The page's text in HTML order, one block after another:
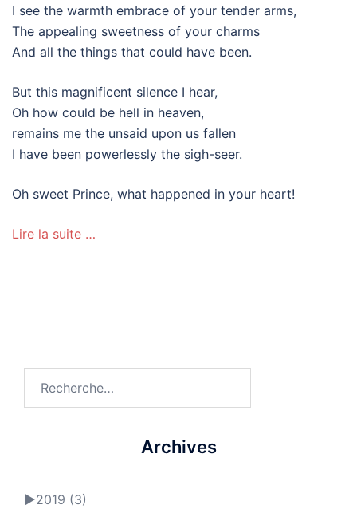
I see the warmth embrace of your tender arms,
The appealing sweetness of your charms
And all the things that could have been.
But this magnificent silence I hear,
Oh how could be hell in heaven,
remains me the unsaid upon us fallen
I have been powerlessly the sigh-seer.
Oh sweet Prince, what happened in your heart!
Lire la suite …
Archives
►2019 (3)